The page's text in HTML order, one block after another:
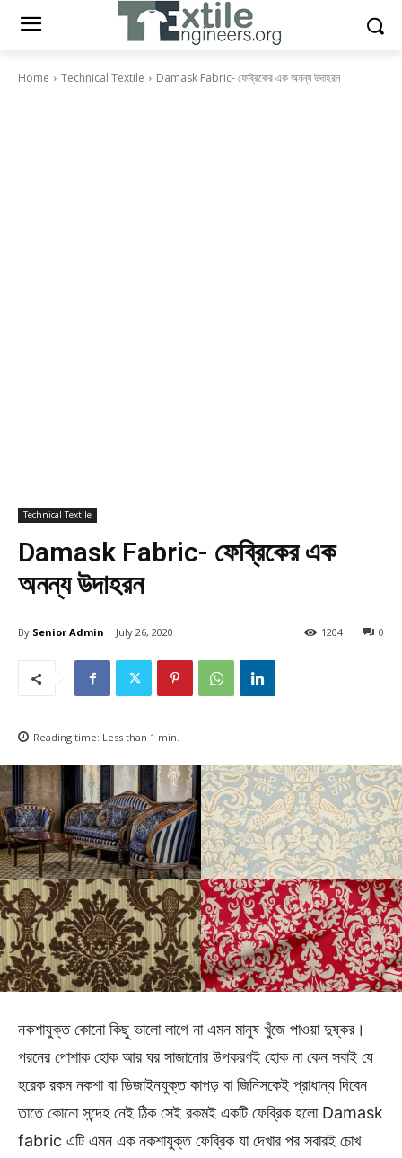
Home Technical Textile Damask Fabric- ফেব্রিকের এক অনন্য উদাহরন
Technical Textile
Damask Fabric- ফেব্রিকের এক
অনন্য উদাহরন
By Senior Admin July 26, 2020 0
1204
Reading time: Less than 1 min.
নকশাযুক্ত কোনো কিছু ভালো লাগে না এমন মানুষ খুঁজে পাওয়া দুষ্কর।
পরনের পোশাক হোক আর ঘর সাজানোর উপকরণই হোক না কেন সবাই যে
হরেক রকম নকশা বা ডিজাইনযুক্ত কাপড় বা জিনিসকেই প্রাধান্য দিবেন
তাতে কোনো সন্দেহ নেই ঠিক সেই রকমই একটি ফেব্রিক হলো Damask
fabric এটি এমন এক নকশাযুক্ত ফেব্রিক যা দেখার পর সবারই চোখ